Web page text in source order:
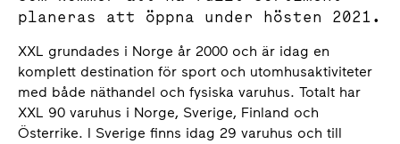
planeras att öppna under hösten 2021.
XXL grundades i Norge år 2000 och är idag en
komplett destination för sport och utomhusaktiviteter
med både näthandel och fysiska varuhus. Totalt har
XXL 90 varuhus i Norge, Sverige, Finland och
Österrike. I Sverige finns idag 29 varuhus och till